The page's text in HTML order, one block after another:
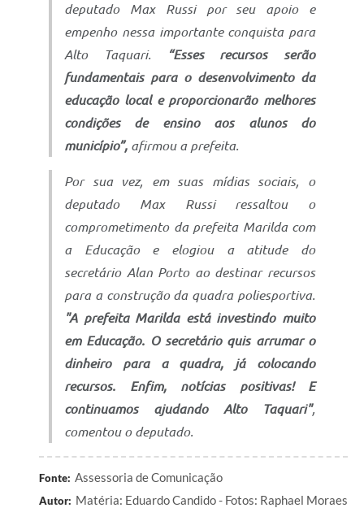
deputado Max Russi por seu apoio e
empenho nessa importante conquista para
Alto Taquari.
“Esses recursos serão
fundamentais para o desenvolvimento da
educação local e proporcionarão melhores
condições de ensino aos alunos do
município”, afirmou a prefeita.
Por sua vez, em suas mídias sociais, o
deputado Max Russi ressaltou o
comprometimento da prefeita Marilda com
a Educação e elogiou a atitude do
secretário Alan Porto ao destinar recursos
para a construção da quadra poliesportiva.
"A prefeita Marilda está investindo muito
em Educação. O secretário quis arrumar o
dinheiro para a quadra, já colocando
recursos. Enfim, notícias positivas! E
continuamos ajudando Alto Taquari",
comentou o deputado.
Fonte: Assessoria de Comunicação
Autor: Matéria: Eduardo Candido - Fotos: Raphael Moraes